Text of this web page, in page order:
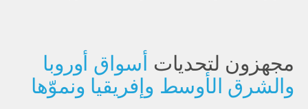
مجهزون لتحديات أسواق أوروبا
والشرق الأوسط وإفريقيا ونموّها